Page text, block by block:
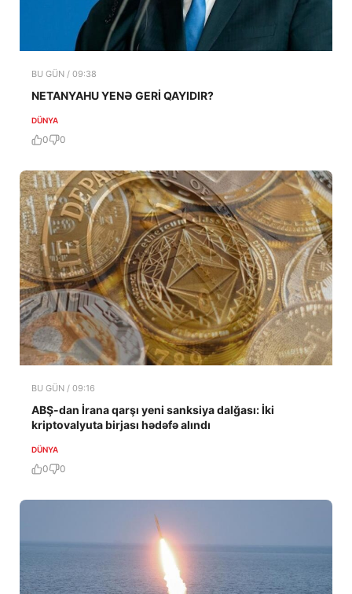
BU GÜN / 09:38
NETANYAHU YENƏ GERİ QAYIDIR?
DÜNYA
0 0
BU GÜN / 09:16
ABŞ-dan İrana qarşı yeni sanksiya dalğası: İki
kriptovalyuta birjası hədəfə alındı
DÜNYA
0 0